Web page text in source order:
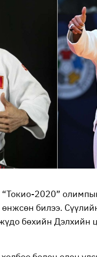
2020”
билээ.
бөхийн